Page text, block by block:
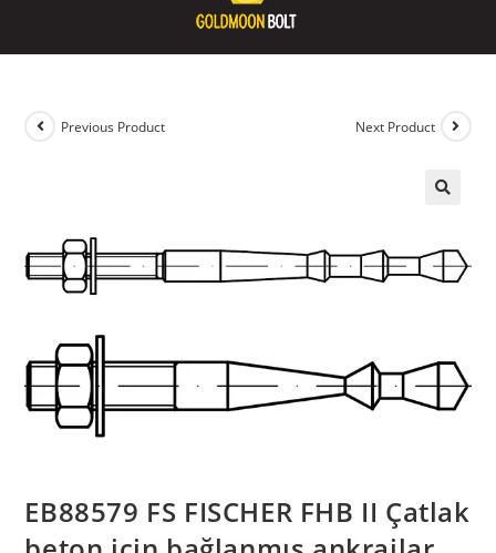
Previous Product Next Product
EB88579 FS FISCHER FHB II Çatlak